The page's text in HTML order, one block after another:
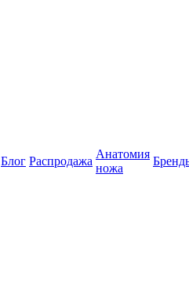
Блог Распродажа
Анатомия
ножа